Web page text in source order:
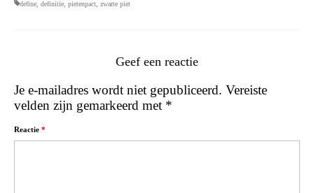
define definitie pietenpact zwarte piet
Geef een reactie
Je e-mailadres wordt niet gepubliceerd. Vereiste
velden zijn gemarkeerd met *
Reactie *